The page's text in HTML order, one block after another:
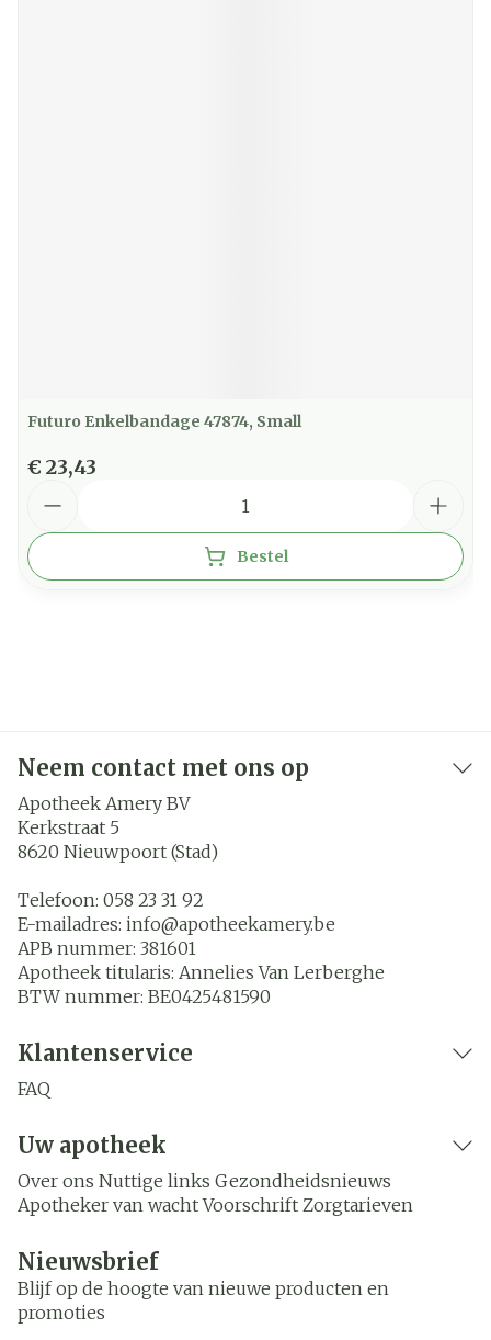
Futuro Enkelbandage 47874, Small
€ 23,43
Bestel
Neem contact met ons op
Apotheek Amery BV
Kerkstraat 5
8620 Nieuwpoort (Stad)
Telefoon: 058 23 31 92
E-mailadres: info@apotheekamery.be
APB nummer: 381601
Apotheek titularis: Annelies Van Lerberghe
BTW nummer: BE0425481590
Klantenservice
FAQ
Uw apotheek
Over ons Nuttige links Gezondheidsnieuws
Apotheker van wacht Voorschrift Zorgtarieven
Nieuwsbrief
Blijf op de hoogte van nieuwe producten en
promoties